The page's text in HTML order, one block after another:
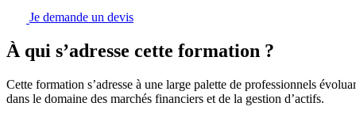
Je demande un devis
À qui s’adresse cette formation ?
Cette formation s’adresse à une large palette de professionnels
dans le domaine des marchés financiers et de la gestion d’actifs.